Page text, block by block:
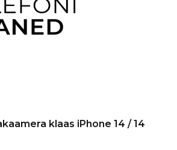
klaas iPhone 14 / 14